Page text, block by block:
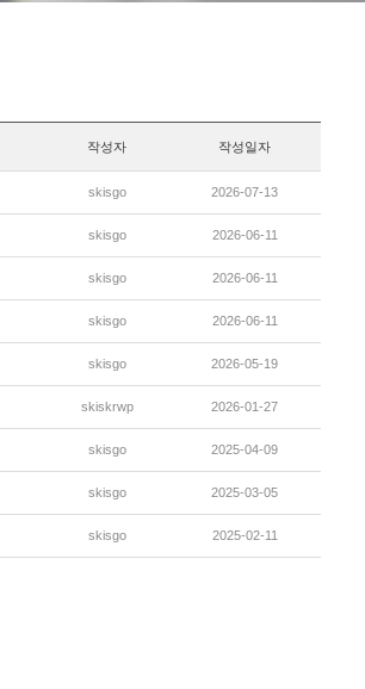
작성자 작성일자
skisgo 2026-07-13
skisgo 2026-06-11
skisgo 2026-06-11
skisgo 2026-06-11
skisgo 2026-05-19
skiskrwp 2026-01-27
skisgo 2025-04-09
skisgo 2025-03-05
skisgo 2025-02-11